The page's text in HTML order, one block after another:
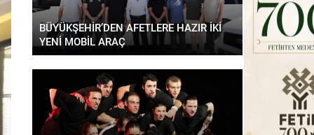
BÜYÜKŞEHİR’DEN AFETLERE HAZIR İKİ
YENİ MOBİL ARAÇ